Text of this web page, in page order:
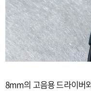
8mm의 고음용 드라이버